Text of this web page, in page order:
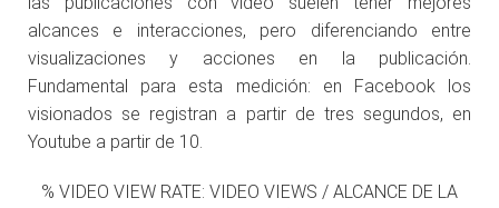
alcances e interacciones, pero diferenciando entre
visualizaciones y acciones en la publicación.
Fundamental para esta medición: en Facebook los
visionados se registran a partir de tres segundos, en
Youtube a partir de 10.
% VIDEO VIEW RATE: VIDEO VIEWS / ALCANCE DE LA